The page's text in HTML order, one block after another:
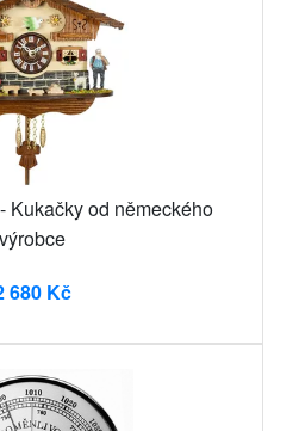
Kukačky od německého
výrobce
680 Kč